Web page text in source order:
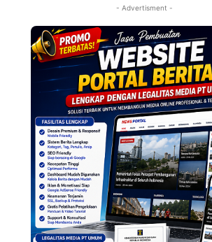
- Advertisment -